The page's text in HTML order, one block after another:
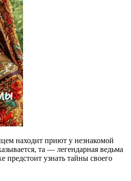
находит приют у незнакомой
та — легендарная ведьма
предстоит узнать тайны своего